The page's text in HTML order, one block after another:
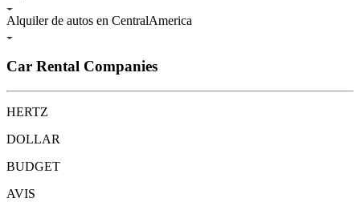
Alquiler de autos en CentralAmerica
Car Rental Companies
HERTZ
DOLLAR
BUDGET
AVIS